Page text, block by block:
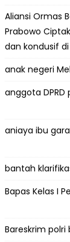
Aliansi Ormas
Prabowo
dan kondusif
anak negeri
anggota DPRD
aniaya ibu
bantah
Bapas Kelas I
Bareskrim polri